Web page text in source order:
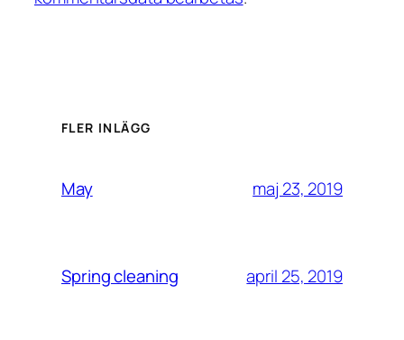
FLER INLÄGG
May maj 23, 2019
Spring cleaning april 25, 2019